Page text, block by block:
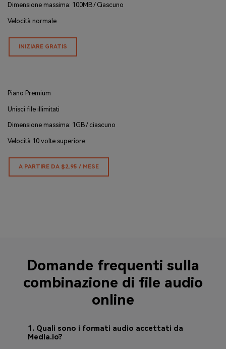
Dimensione massima: 100MB / Ciascuno
Velocità normale
INIZIARE GRATIS
Piano Premium
Unisci file illimitati
Dimensione massima: 1GB / ciascuno
Velocità 10 volte superiore
A PARTIRE DA $2.95 / MESE
Domande frequenti sulla
combinazione di file audio
online
1. Quali sono i formati audio accettati da
Media.io?